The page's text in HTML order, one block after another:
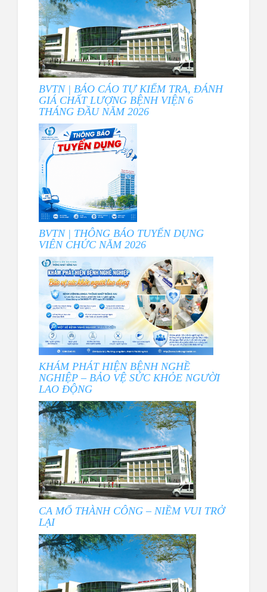
BVTN | BÁO CÁO TỰ KIỂM TRA, ĐÁNH
GIÁ CHẤT LƯỢNG BỆNH VIỆN 6
THÁNG ĐẦU NĂM 2026
BVTN | THÔNG BÁO TUYỂN DỤNG
VIÊN CHỨC NĂM 2026
KHÁM PHÁT HIỆN BỆNH NGHỀ
NGHIỆP – BẢO VỆ SỨC KHỎE NGƯỜI
LAO ĐỘNG
CA MỔ THÀNH CÔNG – NIỀM VUI TRỞ
LẠI